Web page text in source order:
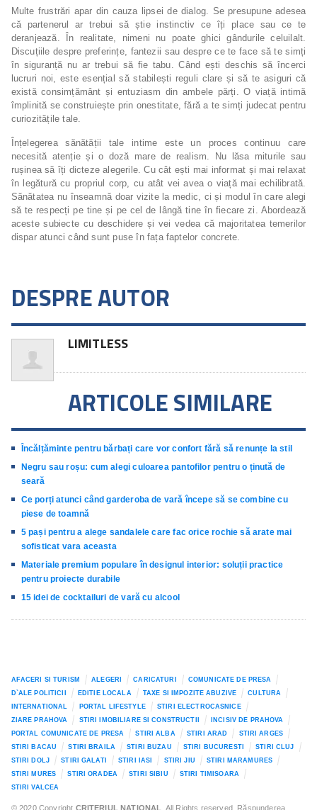
Multe frustrări apar din cauza lipsei de dialog. Se presupune adesea
că partenerul ar trebui să știe instinctiv ce îți place sau ce te
deranjează. În realitate, nimeni nu poate ghici gândurile celuilalt.
Discuțiile despre preferințe, fantezii sau despre ce te face să te simți
în siguranță nu ar trebui să fie tabu. Când ești deschis să încerci
lucruri noi, este esențial să stabilești reguli clare și să te asiguri că
există consimțământ și entuziasm din ambele părți. O viață intimă
împlinită se construiește prin onestitate, fără a te simți judecat pentru
curiozitățile tale.
Înțelegerea sănătății tale intime este un proces continuu care
necesită atenție și o doză mare de realism. Nu lăsa miturile sau
rușinea să îți dicteze alegerile. Cu cât ești mai informat și mai relaxat
în legătură cu propriul corp, cu atât vei avea o viață mai echilibrată.
Sănătatea nu înseamnă doar vizite la medic, ci și modul în care alegi
să te respecți pe tine și pe cel de lângă tine în fiecare zi. Abordează
aceste subiecte cu deschidere și vei vedea că majoritatea temerilor
dispar atunci când sunt puse în fața faptelor concrete.
DESPRE AUTOR
LIMITLESS
ARTICOLE SIMILARE
Încălțăminte pentru bărbați care vor confort fără să renunțe la stil
Negru sau roșu: cum alegi culoarea pantofilor pentru o ținută de
seară
Ce porți atunci când garderoba de vară începe să se combine cu
piese de toamnă
5 pași pentru a alege sandalele care fac orice rochie să arate mai
sofisticat vara aceasta
Materiale premium populare în designul interior: soluții practice
pentru proiecte durabile
15 idei de cocktailuri de vară cu alcool
AFACERI SI TURISM ALEGERI CARICATURI
COMUNICATE DE PRESA
D`ALE POLITICII
EDITIE LOCALA TAXE SI IMPOZITE ABUZIVE
CULTURA
INTERNATIONAL
PORTAL LIFESTYLE
STIRI ELECTROCASNICE
ZIARE PRAHOVA
STIRI IMOBILIARE SI CONSTRUCTII
INCISIV DE PRAHOVA
PORTAL COMUNICATE DE PRESA
STIRI ALBA STIRI ARAD
STIRI ARGES
STIRI BACAU
STIRI BRAILA STIRI BUZAU STIRI BUCURESTI
STIRI CLUJ
STIRI DOLJ
STIRI GALATI STIRI IASI STIRI JIU
STIRI MARAMURES
STIRI MURES
STIRI ORADEA STIRI SIBIU
STIRI TIMISOARA
STIRI VALCEA
© 2020 Copyright CRITERIUL NATIONAL . All Rights reserved. Răspunderea